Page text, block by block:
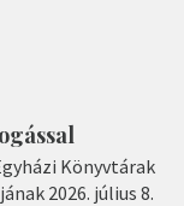
Könyvtárak
2026. július 8.